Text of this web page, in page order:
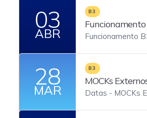
03
ABR
B3
Funcionamento
28
MAR
B3
MOCKs
Datas - MOCKs